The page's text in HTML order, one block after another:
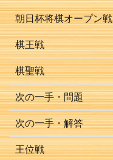
朝日杯将棋オープン戦
棋王戦
棋聖戦
次の一手・問題
次の一手・解答
王位戦